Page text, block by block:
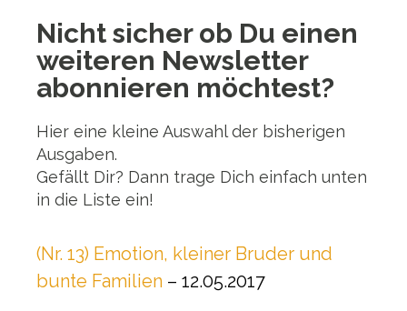
Nicht sicher ob Du einen
weiteren Newsletter
abonnieren möchtest?
Hier eine kleine Auswahl der bisherigen
Ausgaben.
Gefällt Dir? Dann trage Dich einfach unten
in die Liste ein!
(Nr. 13) Emotion, kleiner Bruder und
bunte Familien – 12.05.2017